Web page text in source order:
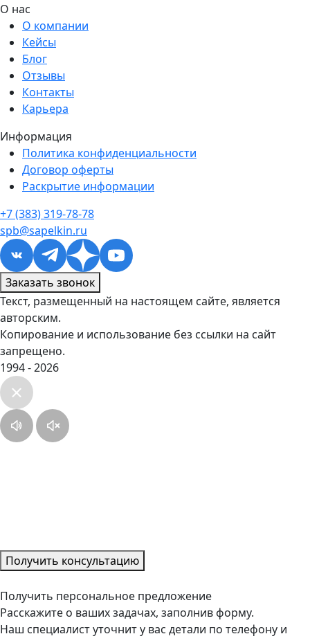
О нас
О компании
Кейсы
Блог
Отзывы
Контакты
Карьера
Информация
Политика конфиденциальности
Договор оферты
Раскрытие информации
+7 (383) 319-78-78
spb@sapelkin.ru
Заказать звонок
Текст, размещенный на настоящем сайте, является
авторским.
Копирование и использование без ссылки на сайт
запрещено.
1994 - 2026
Получить консультацию
Получить персональное предложение
Расскажите о ваших задачах, заполнив форму.
Наш специалист уточнит у вас детали по телефону и